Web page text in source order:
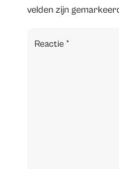
velden zijn